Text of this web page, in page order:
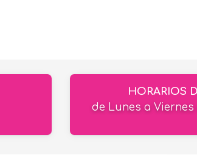
HORARIOS
de Lunes a Viernes